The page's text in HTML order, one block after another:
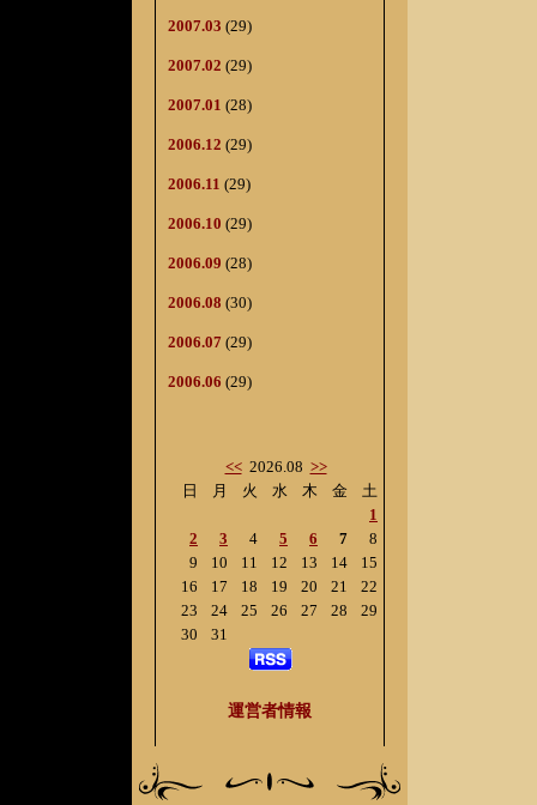
2007.03 (29)
2007.02 (29)
2007.01 (28)
2006.12 (29)
2006.11 (29)
2006.10 (29)
2006.09 (28)
2006.08 (30)
2006.07 (29)
2006.06 (29)
<<2026.08 >>
日
2
9
16
23
30
月
3
10
17
24
31
火
4
11
18
25
水
5
12
19
26
木
6
13
20
27
金
7
14
21
28
土
1
8
15
22
29
運営者情報